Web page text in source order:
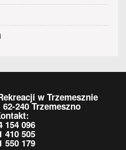
w Trzemesznie
240 Trzemeszno
154 096
410 505
550 179